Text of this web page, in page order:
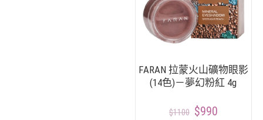
FARAN 拉蒙火山礦物眼影
(14色)－夢幻粉紅 4g
$1100 $990